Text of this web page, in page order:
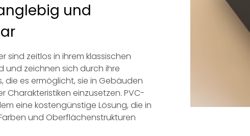
und
sind zeitlos in ihrem klassischen
und zeichnen sich durch ihre
die es ermöglicht, sie in Gebäuden
Charakteristiken einzusetzen. PVC-
eine kostengünstige Lösung, die in
und Oberflächenstrukturen